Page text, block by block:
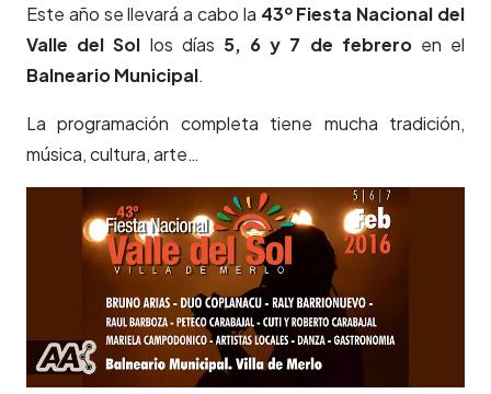
Este año se llevará a cabo la 43º Fiesta Nacional del
Valle del Sol los días 5, 6 y 7 de febreroen el
Balneario Municipal.
La programación completa tiene mucha tradición,
música, cultura, arte…